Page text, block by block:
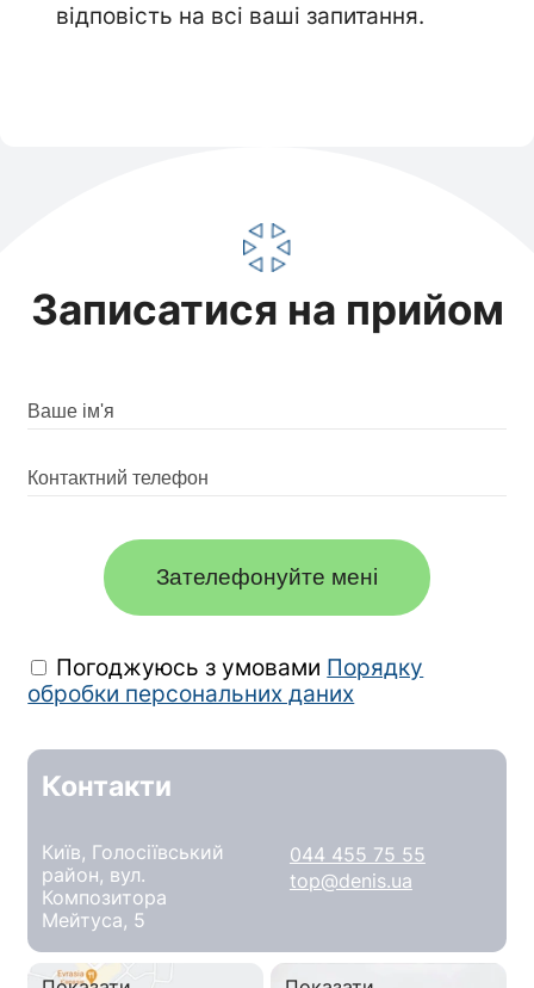
відповість на всі ваші запитання.
Записатися на прийом
Зателефонуйте мені
Погоджуюсь з умовами Порядку
обробки персональних даних
Контакти
Київ, Голосіївський
район, вул.
Композитора
Мейтуса, 5
044 455 75 55
top@denis.ua